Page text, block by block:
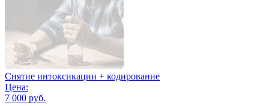
Снятие интоксикации + кодирование
Цена:
7 000 руб.